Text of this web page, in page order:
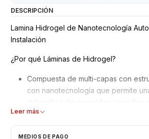
DESCRIPCIÓN
Lamina Hidrogel de Nanotecnología
Instalación
¿Por qué Láminas de Hidrogel?
Compuesta de multi-capas con
con nanotecnología que permite
automática de pequeños rasguños
Mejor adaptación y absorción de
No interfiere en el reconocimiento
Leer más
MEDIOS DE PAGO